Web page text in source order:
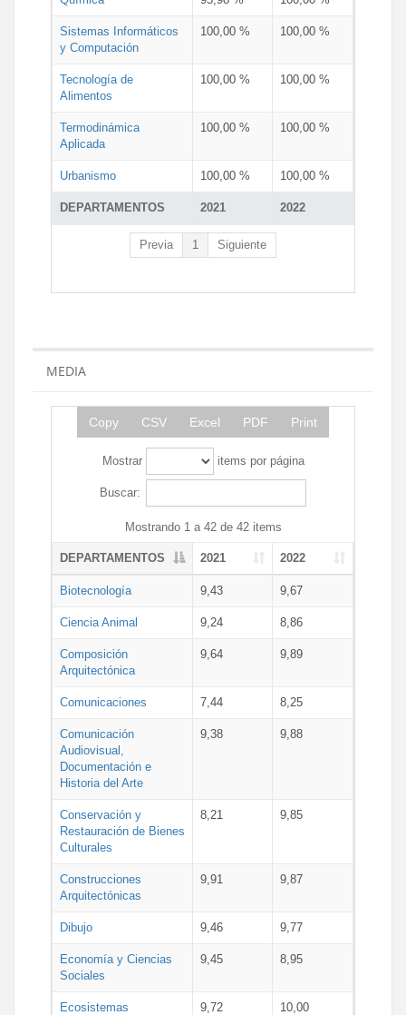
DEPARTAMENTOS 2021 2022
Sistemas Informáticos
y Computación
100,00 % 100,00 %
Tecnología de
Alimentos
100,00 % 100,00 %
Termodinámica
Aplicada
100,00 % 100,00 %
Urbanismo 100,00 % 100,00 %
Previa 1 Siguiente
MEDIA
Copy CSV Excel PDF Print
Mostrar items por página
Buscar:
Mostrando 1 a 42 de 42 items
DEPARTAMENTOS 2021 2022
Biotecnología 9,43 9,67
Ciencia Animal 9,24 8,86
Composición
Arquitectónica
9,64 9,89
Comunicaciones 7,44 8,25
Comunicación
Audiovisual,
Documentación e
Historia del Arte
9,38 9,88
Conservación y
Restauración de Bienes
Culturales
8,21 9,85
Construcciones
Arquitectónicas
9,91 9,87
Dibujo 9,46 9,77
Economía y Ciencias
Sociales
9,45 8,95
Ecosistemas
9,72 10,00